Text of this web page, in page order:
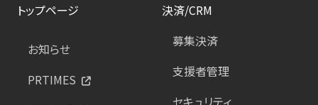
トップページ
お知らせ
PRTIMES
決済/CRM
募集決済
支援者管理
セキュリティ